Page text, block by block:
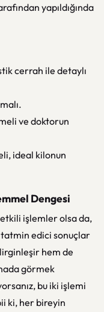
yapıldığında
cerrah ile detaylı
ve doktorun
ideal kilonun
Dengesi
işlemler olsa da,
edici sonuçlar
hem de
görmek
bu iki işlemi
ki, her bireyin